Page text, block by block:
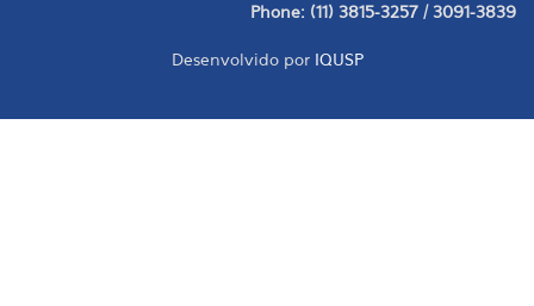
Phone: (11) 3815-3257 / 3091-3839
Desenvolvido por IQUSP